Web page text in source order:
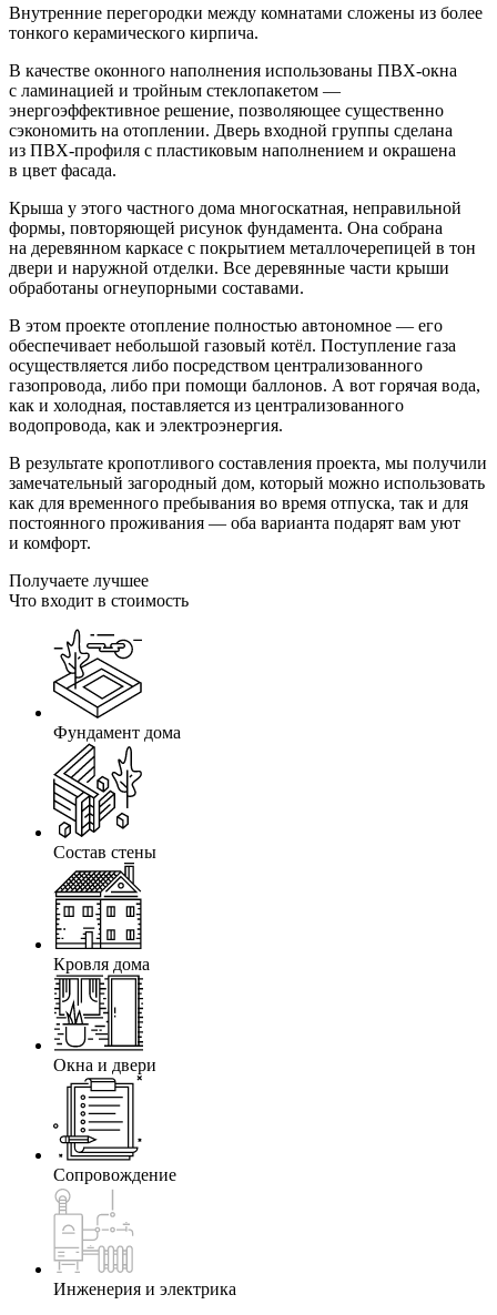
Внутренние перегородки между комнатами сложены из более
тонкого керамического кирпича.
В качестве оконного наполнения использованы ПВХ-окна
с ламинацией и тройным стеклопакетом —
энергоэффективное решение, позволяющее существенно
сэкономить на отоплении. Дверь входной группы сделана
из ПВХ-профиля с пластиковым наполнением и окрашена
в цвет фасада.
Крыша у этого частного дома многоскатная, неправильной
формы, повторяющей рисунок фундамента. Она собрана
на деревянном каркасе с покрытием металлочерепицей в тон
двери и наружной отделки. Все деревянные части крыши
обработаны огнеупорными составами.
В этом проекте отопление полностью автономное — его
обеспечивает небольшой газовый котёл. Поступление газа
осуществляется либо посредством централизованного
газопровода, либо при помощи баллонов. А вот горячая вода,
как и холодная, поставляется из централизованного
водопровода, как и электроэнергия.
В результате кропотливого составления проекта, мы получили
замечательный загородный дом, который можно использовать
как для временного пребывания во время отпуска, так и для
постоянного проживания — оба варианта подарят вам уют
и комфорт.
Получаете лучшее
Что входит в стоимость
Фундамент дома
Состав стены
Кровля дома
Окна и двери
Сопровождение
Инженерия и электрика